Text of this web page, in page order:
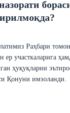
Раҳбари
участкаларига
ҳуқуқларни
Қонуни имзоланди.